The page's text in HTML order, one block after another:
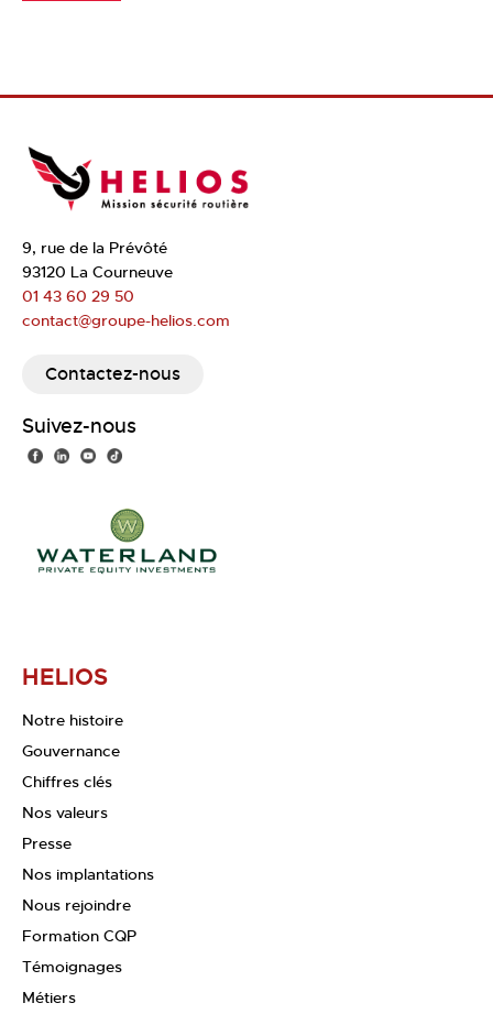
9, rue de la Prévôté
93120 La Courneuve
01 43 60 29 50
contact@groupe-helios.com
Contactez-nous
Suivez-nous
HELIOS
Notre histoire
Gouvernance
Chiffres clés
Nos valeurs
Presse
Nos implantations
Nous rejoindre
Formation CQP
Témoignages
Métiers